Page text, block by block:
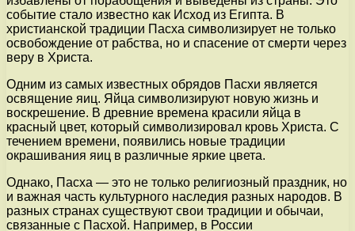
событие стало известно как Исход из Египта. В
христианской традиции Пасха символизирует не только
освобождение от рабства, но и спасение от смерти через
веру в Христа.
Одним из самых известных обрядов Пасхи является
освящение яиц. Яйца символизируют новую жизнь и
воскрешение. В древние времена красили яйца в
красный цвет, который символизировал кровь Христа. С
течением времени, появились новые традиции
окрашивания яиц в различные яркие цвета.
Однако, Пасха — это не только религиозный праздник, но
и важная часть культурного наследия разных народов. В
разных странах существуют свои традиции и обычаи,
связанные с Пасхой. Например, в России